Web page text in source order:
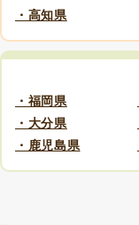
・高知県
・福岡県
・大分県
・鹿児島県